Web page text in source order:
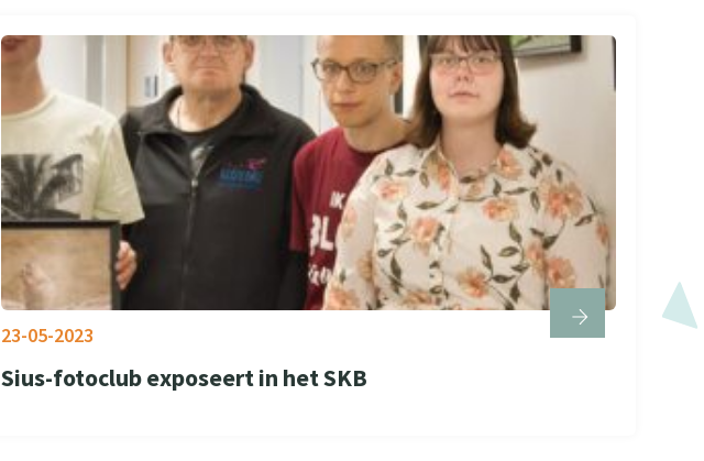
Sius-fotoclub exposeert in het SKB
23-05-2023